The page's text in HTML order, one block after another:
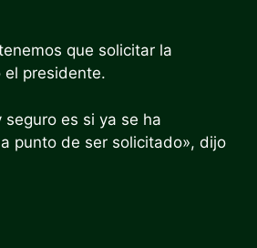
que solicitar la
presidente.
seguro es si ya se ha
punto de ser solicitado», dijo